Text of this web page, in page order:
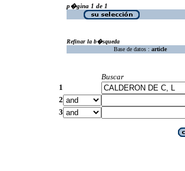
p�gina 1 de 1
Refinar la b�squeda
Base de datos : article
Buscar
1
2
3